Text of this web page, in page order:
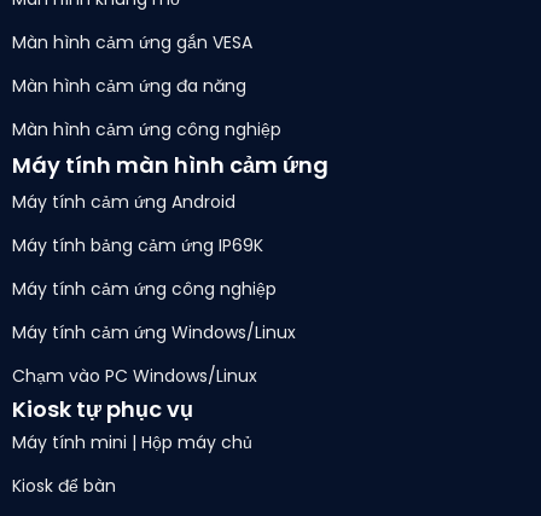
Màn hình cảm ứng gắn VESA
Màn hình cảm ứng đa năng
Màn hình cảm ứng công nghiệp
Máy tính màn hình cảm ứng
Máy tính cảm ứng Android
Máy tính bảng cảm ứng IP69K
Máy tính cảm ứng công nghiệp
Máy tính cảm ứng Windows/Linux
Chạm vào PC Windows/Linux
Kiosk tự phục vụ
Máy tính mini | Hộp máy chủ
Kiosk để bàn